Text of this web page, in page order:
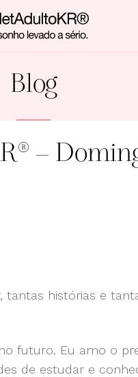
Blog
–
tantas histórias e
futuro. Eu amo o
de estudar e